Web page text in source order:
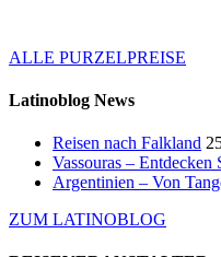
ALLE PURZELPREISE
Latinoblog News
Reisen nach Falkland
Vassouras – Entdecken
Argentinien – Von
ZUM LATINOBLOG